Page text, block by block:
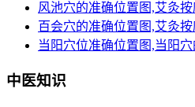
风池穴的准确位置图,艾灸
百会穴的准确位置图,艾灸
当阳穴位准确位置图,当阳
中医知识